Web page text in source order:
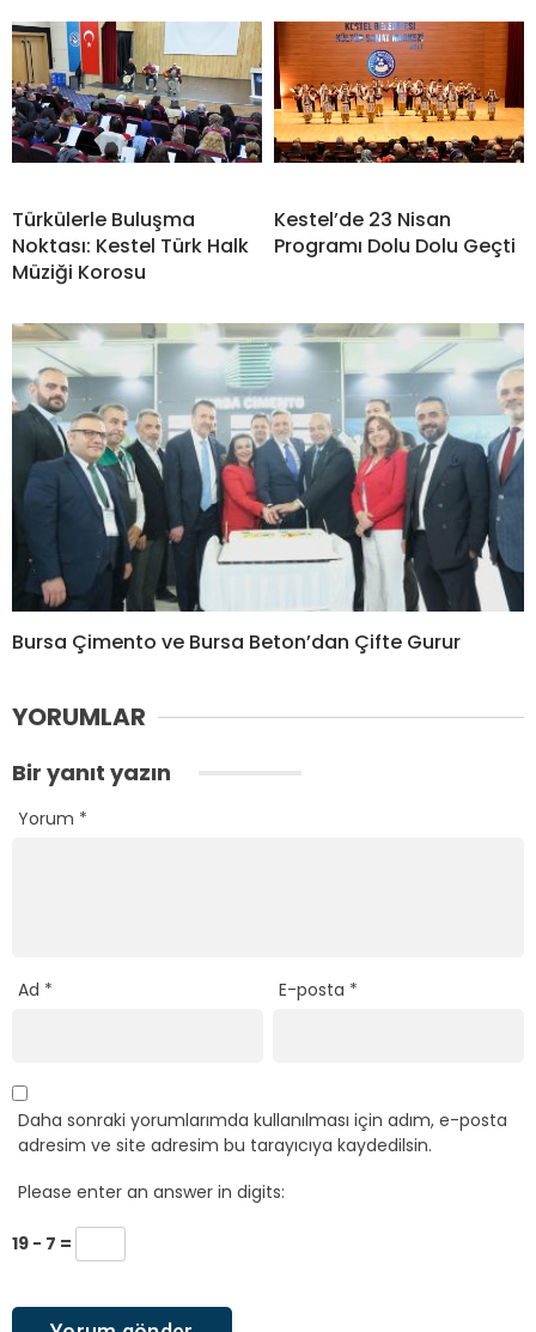
Türkülerle Buluşma
Noktası: Kestel Türk Halk
Müziği Korosu
Kestel’de 23 Nisan
Programı Dolu Dolu Geçti
Bursa Çimento ve Bursa Beton’dan Çifte Gurur
YORUMLAR
Bir yanıt yazın
Yorum *
Ad * E-posta *
Daha sonraki yorumlarımda kullanılması için adım, e-posta
adresim ve site adresim bu tarayıcıya kaydedilsin.
Please enter an answer in digits:
19 − 7 =